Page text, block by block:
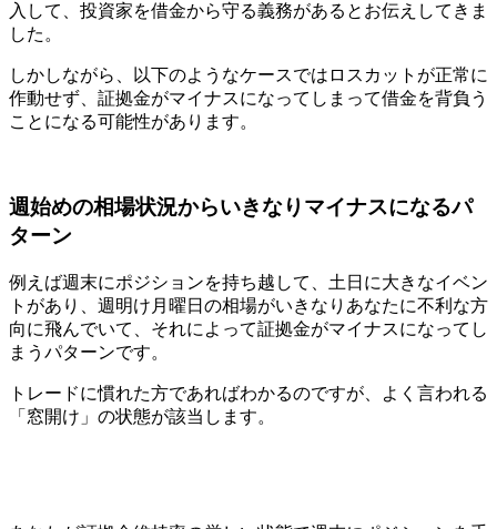
入して、投資家を借金から守る義務があるとお伝えしてきま
した。
しかしながら、
以下のようなケースではロスカットが正常に
作動せず、証拠金がマイナスになってしまって借金を背負う
ことになる可能性があります。
週始めの相場状況からいきなりマイナスになるパ
ターン
例えば週末にポジションを持ち越して、土日に大きなイベン
トがあり、週明け月曜日の相場がいきなりあなたに不利な方
向に飛んでいて、それによって証拠金がマイナスになってし
まうパターンです。
トレードに慣れた方であればわかるのですが、よく言われる
「窓開け」の状態が該当します。